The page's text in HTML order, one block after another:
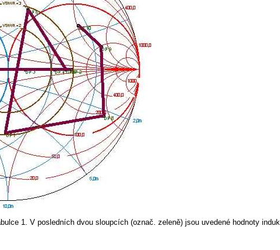
1. V posledních dvou sloupcích (označ. zeleně) jsou uvedené hodnoty